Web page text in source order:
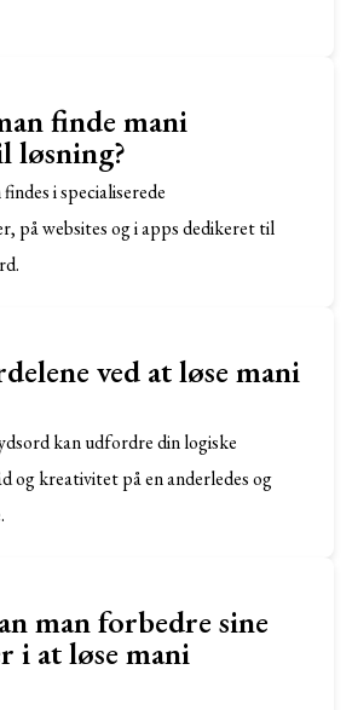
finde mani
løsning?
i specialiserede
på websites og i apps dedikeret til
ved at løse mani
kan udfordre din logiske
og kreativitet på en anderledes og
man forbedre sine
i at løse mani